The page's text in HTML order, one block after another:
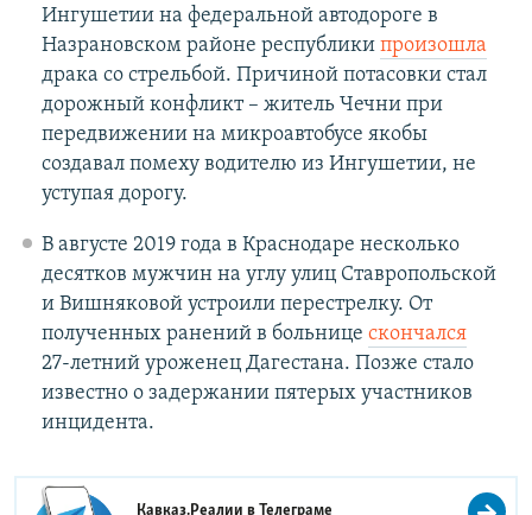
Ингушетии на федеральной автодороге в
Назрановском районе республики произошла
драка со стрельбой. Причиной потасовки стал
дорожный конфликт – житель Чечни при
передвижении на микроавтобусе якобы
создавал помеху водителю из Ингушетии, не
уступая дорогу.
В августе 2019 года в Краснодаре несколько
десятков мужчин на углу улиц Ставропольской
и Вишняковой устроили перестрелку. От
полученных ранений в больнице скончался
27-летний уроженец Дагестана. Позже стало
известно о задержании пятерых участников
инцидента.
Кавказ.Реалии вТелеграме